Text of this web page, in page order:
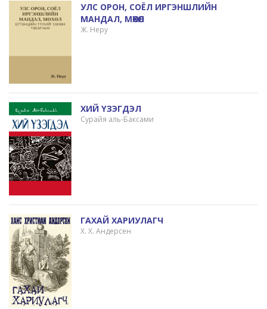
УЛС ОРОН, СОЁЛ ИРГЭНШЛИЙН
МАНДАЛ, МӨХӨЛ
Ж. Неру
ХИЙ ҮЗЭГДЭЛ
Сурайя аль-Баксами
ГАХАЙ ХАРИУЛАГЧ
Х. Х. Андерсен